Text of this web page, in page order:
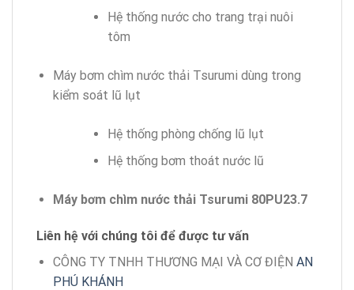
Hệ thống nước cho trang trại nuôi
tôm
Máy bơm chìm nước thải Tsurumi dùng trong
kiểm soát lũ lụt
Hệ thống phòng chống lũ lụt
Hệ thống bơm thoát nước lũ
Máy bơm chìm nước thải Tsurumi 80PU23.7
Liên hệ với chúng tôi để được tư vấn
CÔNG TY TNHH THƯƠNG MẠI VÀ CƠ ĐIỆN AN
PHÚ KHÁNH